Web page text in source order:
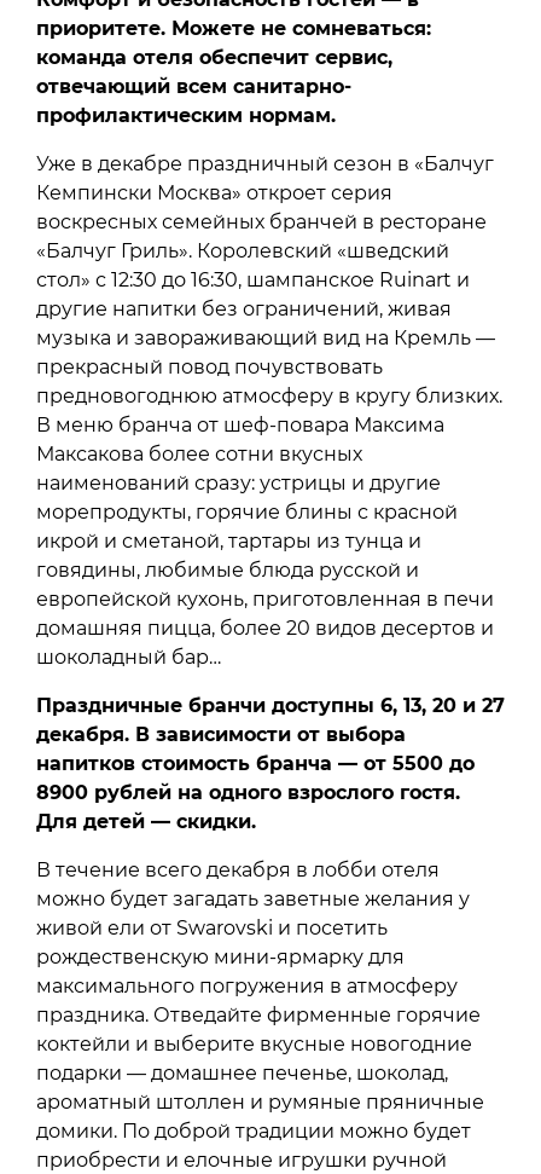
приоритете. Можете не сомневаться:
команда отеля обеспечит сервис,
отвечающий всем санитарно-
профилактическим нормам.
Уже в декабре праздничный сезон в «Балчуг
Кемпински Москва» откроет серия
воскресных семейных бранчей в ресторане
«Балчуг Гриль». Королевский «шведский
стол» с 12:30 до 16:30, шампанское Ruinart и
другие напитки без ограничений, живая
музыка и завораживающий вид на Кремль —
прекрасный повод почувствовать
предновогоднюю атмосферу в кругу близких.
В меню бранча от шеф-повара Максима
Максакова более сотни вкусных
наименований сразу: устрицы и другие
морепродукты, горячие блины с красной
икрой и сметаной, тартары из тунца и
говядины, любимые блюда русской и
европейской кухонь, приготовленная в печи
домашняя пицца, более 20 видов десертов и
шоколадный бар…
Праздничные бранчи доступны 6, 13, 20 и 27
декабря. В зависимости от выбора
напитков стоимость бранча — от 5500 до
8900 рублей на одного взрослого гостя.
Для детей — скидки.
В течение всего декабря в лобби отеля
можно будет загадать заветные желания у
живой ели от Swarovski и посетить
рождественскую мини-ярмарку для
максимального погружения в атмосферу
праздника. Отведайте фирменные горячие
коктейли и выберите вкусные новогодние
подарки — домашнее печенье, шоколад,
ароматный штоллен и румяные пряничные
домики. По доброй традиции можно будет
приобрести и елочные игрушки ручной